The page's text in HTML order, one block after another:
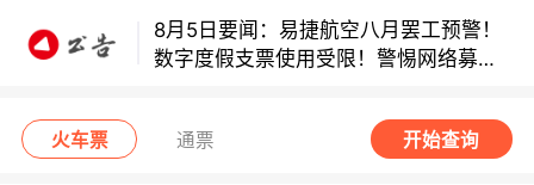
8月5日要闻：易捷航空八月罢工预警！
数字度假支票使用受限！警惕网络募捐
无栏杆收费站逃费将重罚！
火车票 通票 开始查询